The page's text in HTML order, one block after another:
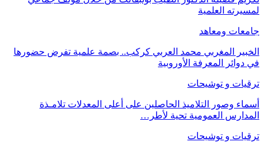
لمسيرته العلمية
جامعات ومعاهد
الخبير المغربي محمد العربي كركب.. بصمة علمية تفرض حضورها
في دوائر المعرفة الأوروبية
ترقيات و توشيحات
أسماء وصور التلاميذ الحاصلين على أعلى المعدلات تلامـذة
المدارس العمومية تحية لأطر…
ترقيات و توشيحات